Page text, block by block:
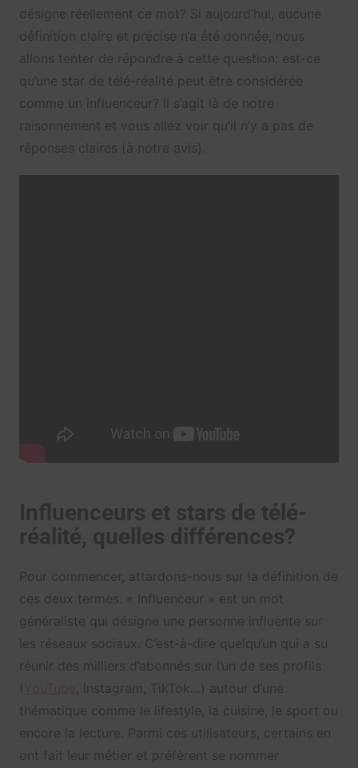
désigne réellement ce mot? Si aujourd’hui, aucune
définition claire et précise n’a été donnée, nous
allons tenter de répondre à cette question: est-ce
qu’une star de télé-réalité peut être considérée
comme un influenceur? Il s’agit là de notre
raisonnement et vous allez voir qu’il n’y a pas de
réponses claires (à notre avis).
Influenceurs et stars de télé-
réalité, quelles différences?
Pour commencer, attardons-nous sur la définition de
ces deux termes. « Influenceur » est un mot
généraliste qui désigne une personne influente sur
les réseaux sociaux. C’est-à-dire quelqu’un qui a su
réunir des milliers d’abonnés sur l’un de ses profils
(
, Instagram, TikTok…) autour d’une
thématique comme le lifestyle, la cuisine, le sport ou
encore la lecture. Parmi ces utilisateurs, certains en
ont fait leur métier et préfèrent se nommer